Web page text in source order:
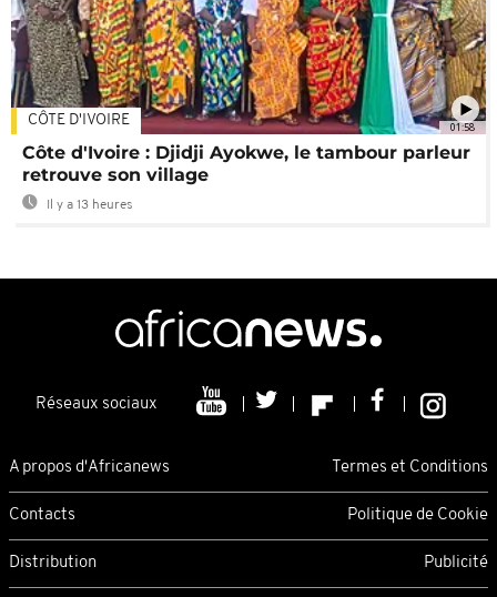
01:58
CÔTE D'IVOIRE
Côte d'Ivoire : Djidji Ayokwe, le tambour parleur
retrouve son village
Il y a 13 heures
Réseaux sociaux
A propos d'Africanews Termes et Conditions
Contacts Politique de Cookie
Distribution Publicité